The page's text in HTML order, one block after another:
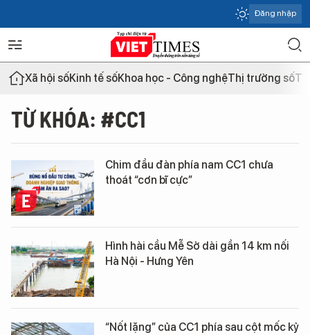
Đăng nhập
Xã hội sốKinh tế sốKhoa học - Công nghệThị trường số
TỪ KHÓA: #CC1
Chim đầu đàn phía nam CC1 chưa
thoát “cơn bĩ cực”
Hình hài cầu Mễ Sở dài gần 14 km nối
Hà Nội - Hưng Yên
“Nốt lặng” của CC1 phía sau cột mốc kỷ